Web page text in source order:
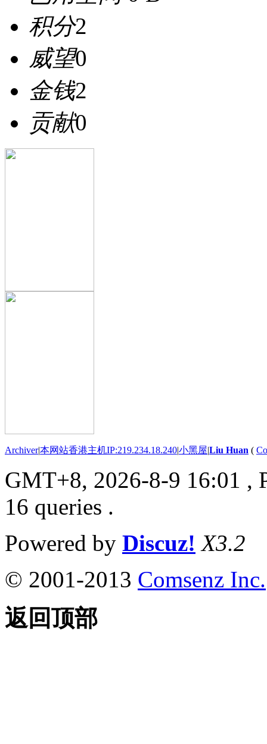
积分2
威望0
金钱2
贡献0
Archiver|本网站香港主机IP:219.234.18.240|小黑屋|Liu Huan (
GMT+8, 2026-8-9 16:01 ,
16 queries .
Powered by Discuz! X3.2
© 2001-2013 Comsenz Inc.
返回顶部